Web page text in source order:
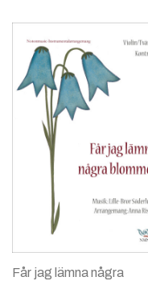
Får jag lämna några